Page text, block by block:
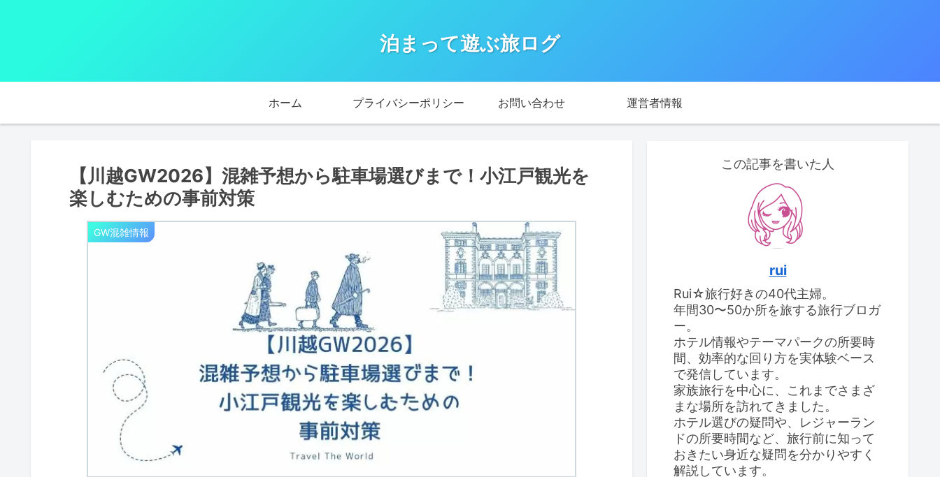
泊まって遊ぶ旅ログ
ホーム プライバシーポリシー お問い合わせ 運営者情報
【川越GW2026】混雑予想から駐車場選びまで！小江戸観光を
楽しむための事前対策
GW混雑情報
この記事を書いた人
rui
Rui☆旅行好きの40代主婦。
年間30〜50か所を旅する旅行ブロガ
ー。
ホテル情報やテーマパークの所要時
間、効率的な回り方を実体験ベース
で発信しています。
家族旅行を中心に、これまでさまざ
まな場所を訪れてきました。
ホテル選びの疑問や、レジャーラン
ドの所要時間など、旅行前に知って
おきたい身近な疑問を分かりやすく
解説しています。